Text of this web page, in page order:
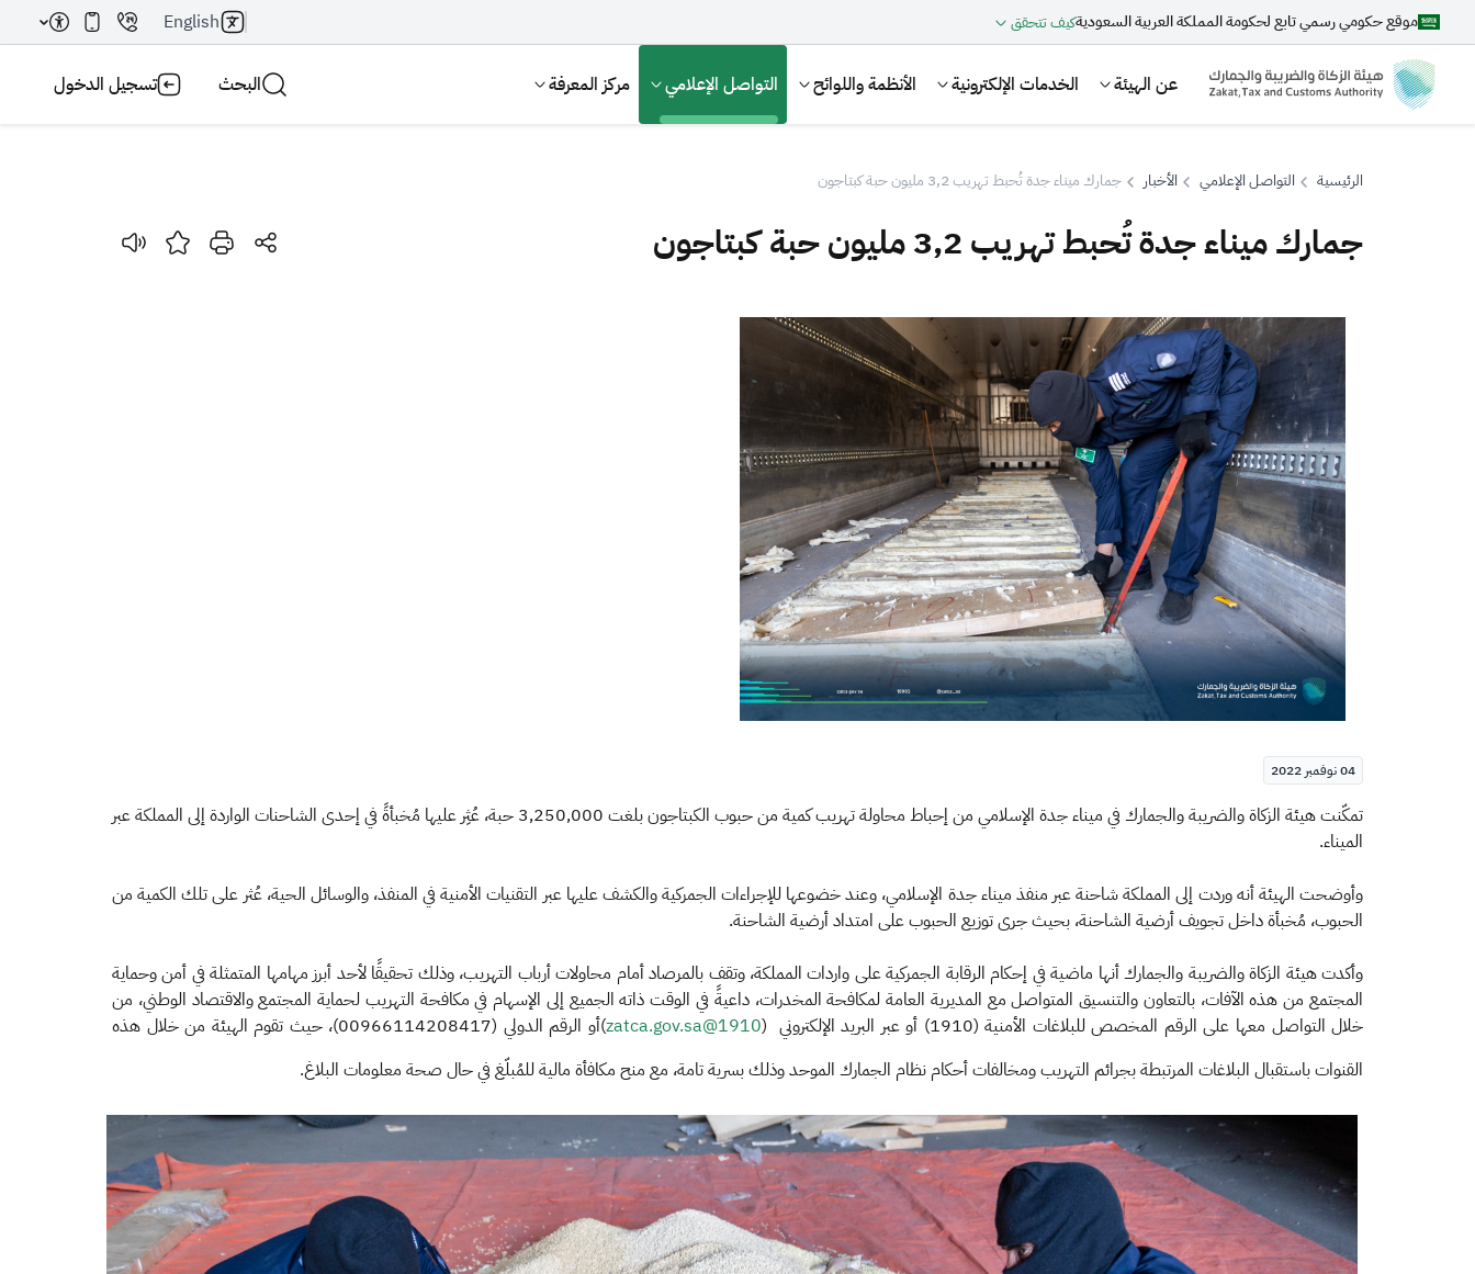
موقع حكومي رسمي تابع لحكومة المملكة العربية السعوديةكيف تتحقق English
عن الهيئة الخدمات الإلكترونية الأنظمة واللوائح التواصل الإعلامي مركز المعرفة البحث تسجيل الدخول
بحث
اقتراحات
الزكاة الجمارك ضريبة القيمة المضافة الإقرار الضريبي التصرفات العقارية
الرئيسية التواصل الإعلامي الأخبار جمارك ميناء جدة تُحبط تهريب 3,2 مليون حبة كبتاجون
جمارك ميناء جدة تُحبط تهريب 3,2 مليون حبة كبتاجون
04 نوفمبر 2022
​​تمكّنت هيئة الزكاة والضريبة والجمارك في ميناء جدة الإسلامي من إحباط محاولة تهريب كمية من حبوب الكبتاجون بلغت 3,250,000 حبة، عُثِر عليها مُخبأةً في إحدى الشاحنات الواردة إلى المملكة عبر
الميناء.
وأوضحت الهيئة أنه وردت إلى المملكة شاحنة عبر منفذ ميناء جدة الإسلامي، وعند خضوعها للإجراءات الجمركية والكشف عليها عبر التقنيات الأمنية في المنفذ، والوسائل الحية، عُثر على تلك الكمية من
الحبوب، مُخبأة داخل تجويف أرضية الشاحنة، بحيث جرى توزيع الحبوب على امتداد أرضية الشاحنة.
وأكدت هيئة الزكاة والضريبة والجمارك أنها ماضية في إحكام الرقابة الجمركية على واردات المملكة، وتقف بالمرصاد أمام محاولات أرباب التهريب، وذلك تحقيقًا لأحد أبرز مهامها المتمثلة في أمن وحماية
المجتمع من هذه الآفات، بالتعاون والتنسيق المتواصل مع المديرية العامة لمكافحة المخدرات، داعيةً في الوقت ذاته الجميع إلى الإسهام في مكافحة التهريب لحماية المجتمع والاقتصاد الوطني، من
خلال التواصل معها على الرقم المخصص للبلاغات الأمنية (1910) أو عبر البريد الإلكتروني (
1910@zatca.gov.sa
)أو الرقم الدولي (00966114208417)، حيث تقوم الهيئة من خلال هذه
القنوات باستقبال البلاغات المرتبطة بجرائم التهريب ومخالفات أحكام نظام الجمارك الموحد وذلك بسرية تامة، مع منح مكافأة مالية للمُبلّغ في حال صحة معلومات البلاغ.